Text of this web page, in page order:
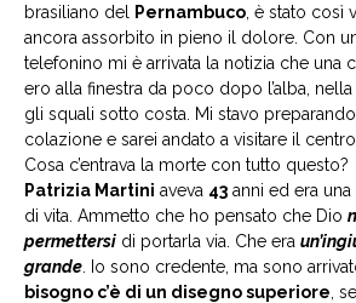
brasiliano del Pernambuco , è stato così
ancora assorbito in pieno il dolore. Con
telefonino mi è arrivata la notizia che una
ero alla finestra da poco dopo l’alba,
gli squali sotto costa. Mi stavo
colazione e sarei andato a visitare il
Cosa c’entrava la morte con tutto questo?
Patrizia Martini aveva 43 anni ed era
di vita. Ammetto che ho pensato che Dio
permettersi di portarla via. Che era
grande . Io sono credente, ma sono
bisogno c’è di un disegno superiore ,